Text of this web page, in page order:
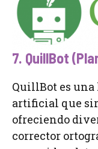
7. QuillBot
QuillBot es
artificial que
ofreciendo
corrector